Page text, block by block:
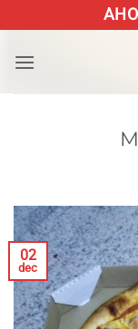
to
content
02
dec